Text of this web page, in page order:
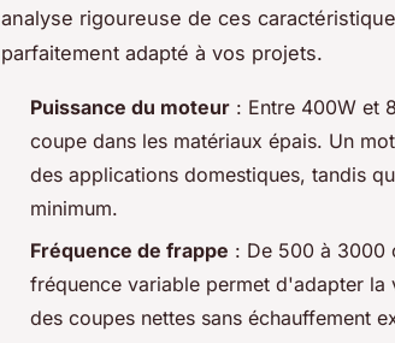
analyse rigoureuse de ces
parfaitement adapté à vos projets.
Puissance du moteur : Entre 400W et
coupe dans les matériaux épais. Un
des applications domestiques, tandis
minimum.
Fréquence de frappe : De 500 à 3000
fréquence variable permet d'adapter la
des coupes nettes sans échauffement